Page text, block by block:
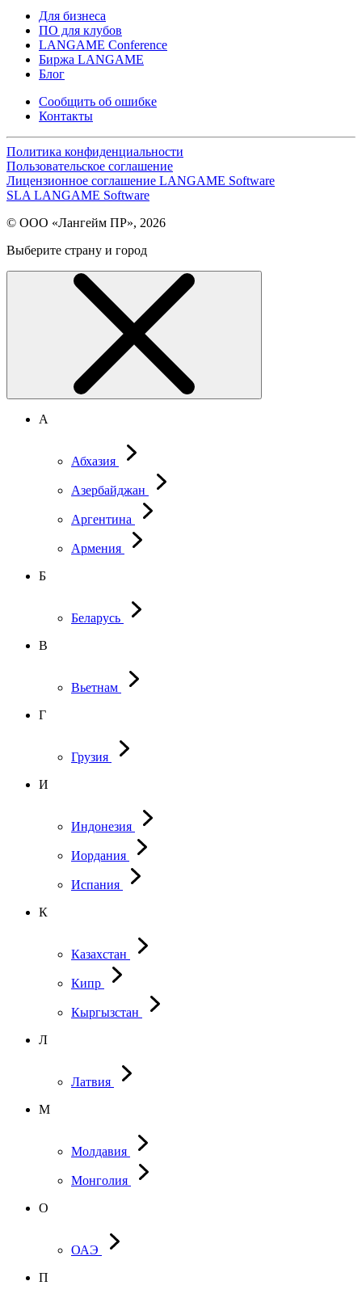
Для бизнеса
ПО для клубов
LANGAME Conference
Биржа LANGAME
Блог
Сообщить об ошибке
Контакты
Политика конфиденциальности
Пользовательское соглашение
Лицензионное соглашение LANGAME Software
SLA LANGAME Software
© ООО «Лангейм ПР», 2026
Выберите страну и город
А
Абхазия
Азербайджан
Аргентина
Армения
Б
Беларусь
В
Вьетнам
Г
Грузия
И
Индонезия
Иордания
Испания
К
Казахстан
Кипр
Кыргызстан
Л
Латвия
М
Молдавия
Монголия
О
ОАЭ
П